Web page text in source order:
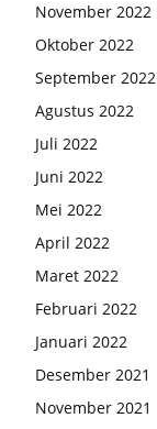
November 2022
Oktober 2022
September 2022
Agustus 2022
Juli 2022
Juni 2022
Mei 2022
April 2022
Maret 2022
Februari 2022
Januari 2022
Desember 2021
November 2021